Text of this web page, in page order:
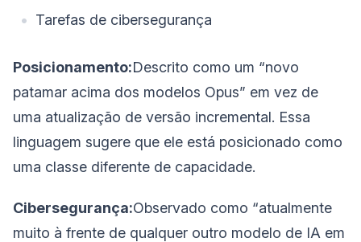
Tarefas de cibersegurança
Posicionamento:Descrito como um “novo
patamar acima dos modelos Opus” em vez de
uma atualização de versão incremental. Essa
linguagem sugere que ele está posicionado como
uma classe diferente de capacidade.
Cibersegurança:Observado como “atualmente
muito à frente de qualquer outro modelo de IA em